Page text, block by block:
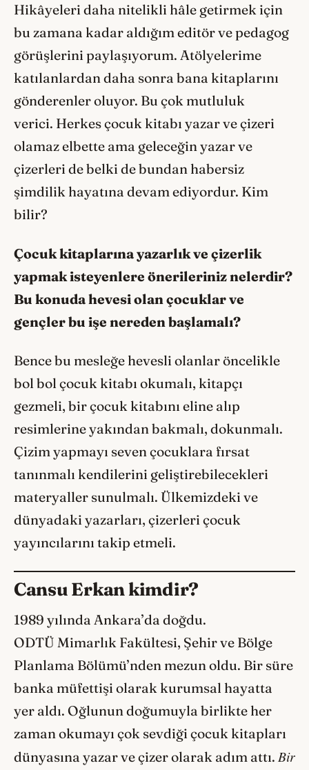
Hikâyeleri daha nitelikli hâle getirmek için
bu zamana kadar aldığım editör ve pedagog
görüşlerini paylaşıyorum. Atölyelerime
katılanlardan daha sonra bana kitaplarını
gönderenler oluyor. Bu çok mutluluk
verici. Herkes çocuk kitabı yazar ve çizeri
olamaz elbette ama geleceğin yazar ve
çizerleri de belki de bundan habersiz
şimdilik hayatına devam ediyordur. Kim
bilir?
Çocuk kitaplarına yazarlık ve çizerlik
yapmak isteyenlere önerileriniz nelerdir?
Bu konuda hevesi olan çocuklar ve
gençler bu işe nereden başlamalı?
Bence bu mesleğe hevesli olanlar öncelikle
bol bol çocuk kitabı okumalı, kitapçı
gezmeli, bir çocuk kitabını eline alıp
resimlerine yakından bakmalı, dokunmalı.
Çizim yapmayı seven çocuklara fırsat
tanınmalı kendilerini geliştirebilecekleri
materyaller sunulmalı. Ülkemizdeki ve
dünyadaki yazarları, çizerleri çocuk
yayıncılarını takip etmeli.
Cansu Erkan kimdir?
1989 yılında Ankara’da doğdu.
ODTÜ Mimarlık Fakültesi, Şehir ve Bölge
Planlama Bölümü’nden mezun oldu. Bir süre
banka müfettişi olarak kurumsal hayatta
yer aldı. Oğlunun doğumuyla birlikte her
zaman okumayı çok sevdiği çocuk kitapları
dünyasına yazar ve çizer olarak adım attı. Bir